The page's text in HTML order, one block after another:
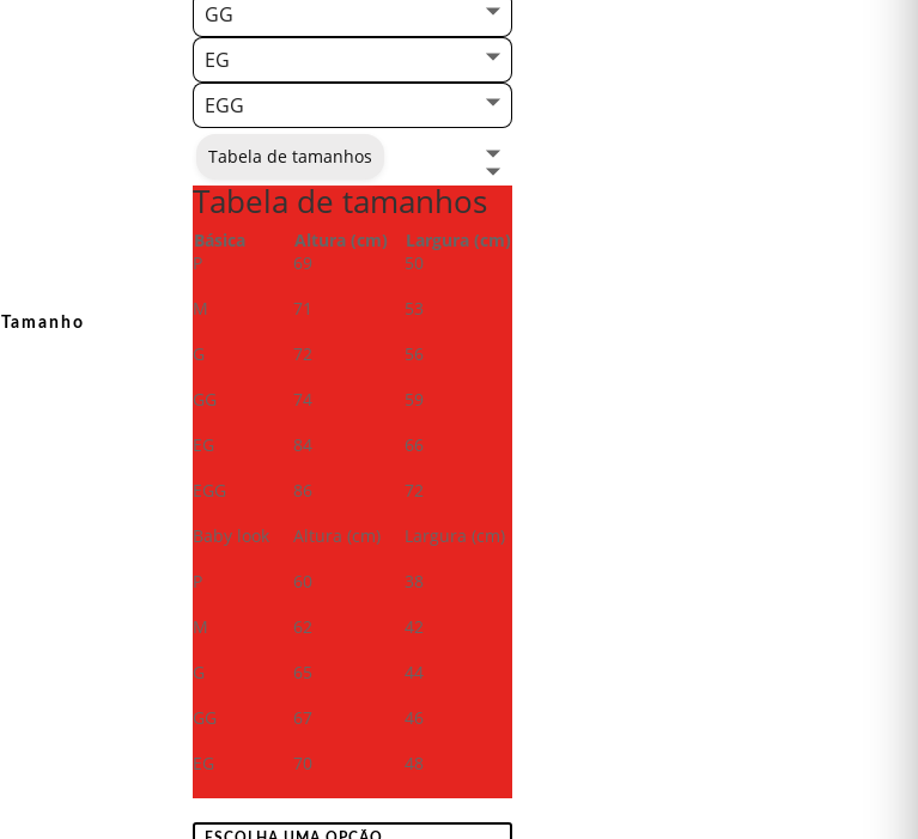
Tamanho
GG
EG
EGG
Tabela de tamanhos
Tabela de tamanhos
Básica Altura (cm)
Largura (cm)
P
69
50
M
71
53
G
72
56
GG
74
59
EG
84
66
EGG
86
72
Baby look
Altura (cm)
Largura (cm)
P
60
38
M
62
42
G
65
44
GG
67
46
EG
70 48